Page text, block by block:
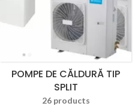
POMPE DE CĂLDURĂ TIP
SPLIT
26 products